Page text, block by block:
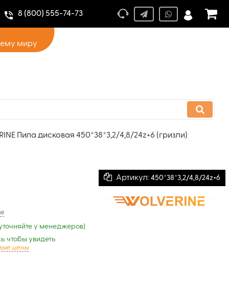
8 (800) 555-74-73
миру
Пила дисковая 450*38*3,2/4,8/24z+6 (гризли)
Артикул: 450*38*3,2/4,8/24z+6
у менеджеров)
чтобы увидеть
цены